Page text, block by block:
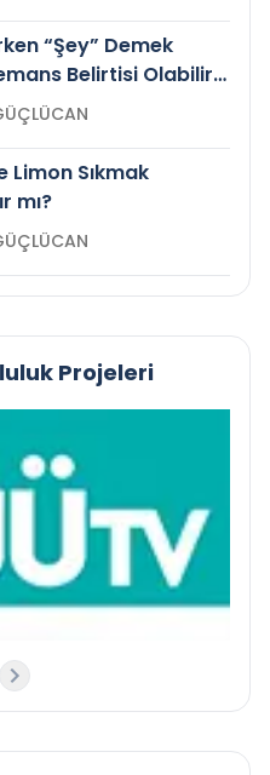
“Şey” Demek
Belirtisi Olabilir
GÜÇLÜCAN
Limon Sıkmak
mı?
GÜÇLÜCAN
Projeleri